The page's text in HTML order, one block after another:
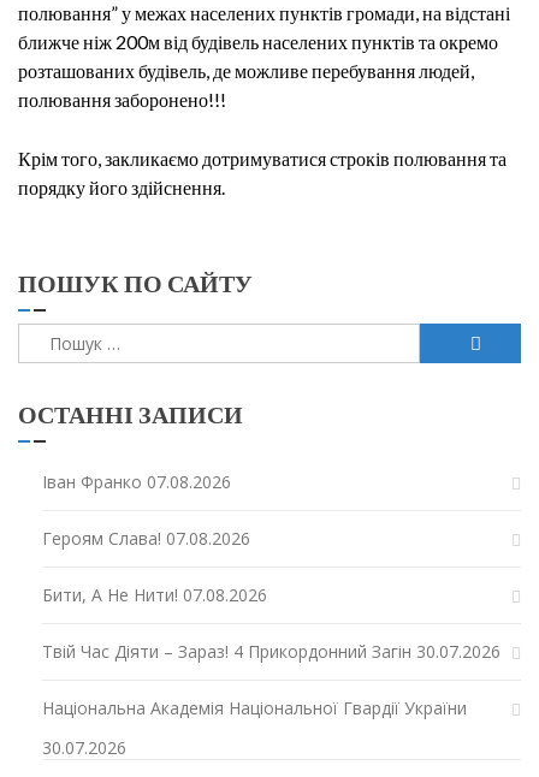
полювання” у межах населених пунктів громади, на відстані
ближче ніж 200м від будівель населених пунктів та окремо
розташованих будівель, де можливе перебування людей,
полювання заборонено!!!
Крім того, закликаємо дотримуватися строків полювання та
порядку його здійснення.
ПОШУК ПО САЙТУ
Пошук:
ОСТАННІ ЗАПИСИ
Іван Франко 07.08.2026
Героям Слава! 07.08.2026
Бити, А Не Нити! 07.08.2026
Твій Час Діяти – Зараз! 4 Прикордонний Загін 30.07.2026
Національна Академія Національної Гвардії України
30.07.2026